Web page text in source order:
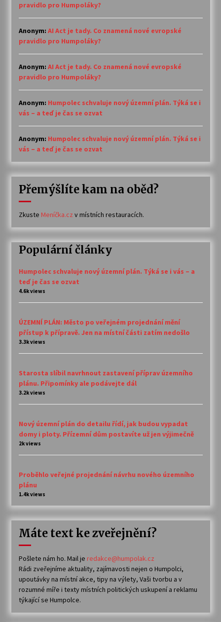
pravidlo pro Humpoláky?
Anonym: AI Act je tady. Co znamená nové evropské
pravidlo pro Humpoláky?
Anonym: AI Act je tady. Co znamená nové evropské
pravidlo pro Humpoláky?
Anonym: Humpolec schvaluje nový územní plán. Týká se i
vás – a teď je čas se ozvat
Anonym: Humpolec schvaluje nový územní plán. Týká se i
vás – a teď je čas se ozvat
Přemýšlíte kam na oběd?
Zkuste Meníčka.cz v místních restauracích.
Populární články
Humpolec schvaluje nový územní plán. Týká se i vás – a
teď je čas se ozvat
4.6k views
ÚZEMNÍ PLÁN: Město po veřejném projednání mění
přístup k přípravě. Jen na místní části zatím nedošlo
3.3k views
Starosta slíbil navrhnout zastavení příprav územního
plánu. Připomínky ale podávejte dál
3.2k views
Nový územní plán do detailu řídí, jak budou vypadat
domy i ploty. Přízemní dům postavíte už jen výjimečně
2k views
Proběhlo veřejné projednání návrhu nového územního
plánu
1.4k views
Máte text ke zveřejnění?
Pošlete nám ho. Mail je redakce@humpolak.cz
Rádi zveřejníme aktuality, zajímavosti nejen o Humpolci,
upoutávky na místní akce, tipy na výlety, Vaši tvorbu a v
rozumné míře i texty místních politických uskupení a reklamu
týkající se Humpolce.